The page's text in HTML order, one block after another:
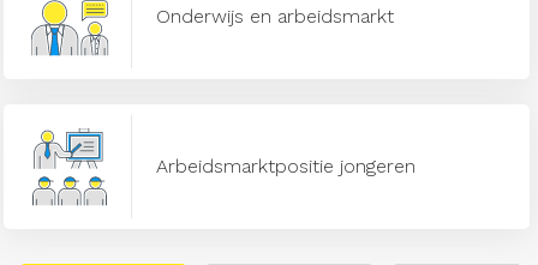
Onderwijs en arbeidsmarkt
Arbeidsmarktpositie jongeren